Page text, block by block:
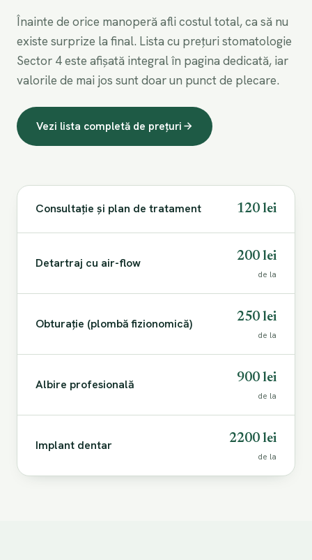
Înainte de orice manoperă afli costul total, ca să nu
existe surprize la final. Lista cu prețuri stomatologie
Sector 4 este afișată integral în pagina dedicată, iar
valorile de mai jos sunt doar un punct de plecare.
Vezi lista completă de prețuri
Consultație și plan de tratament 120 lei
Detartraj cu air-flow 200 lei
de la
Obturație (plombă fizionomică) 250 lei
de la
Albire profesională 900 lei
de la
Implant dentar 2200 lei
de la